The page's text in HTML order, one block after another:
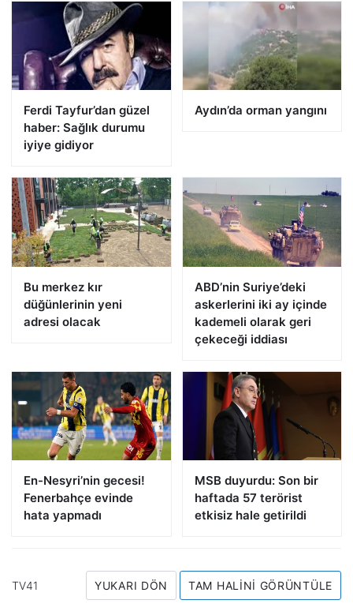
Ferdi Tayfur’dan güzel
haber: Sağlık durumu
iyiye gidiyor
Aydın’da orman yangını
Bu merkez kır
düğünlerinin yeni
adresi olacak
ABD’nin Suriye’deki
askerlerini iki ay içinde
kademeli olarak geri
çekeceği iddiası
En-Nesyri’nin gecesi!
Fenerbahçe evinde
hata yapmadı
MSB duyurdu: Son bir
haftada 57 terörist
etkisiz hale getirildi
TV41 YUKARI DÖN TAM HALINI GÖRÜNTÜLE